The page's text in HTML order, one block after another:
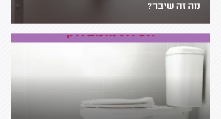
מה זה שיבר?